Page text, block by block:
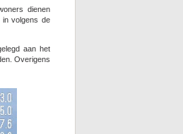
dienen
in volgens de
aan het
Overigens